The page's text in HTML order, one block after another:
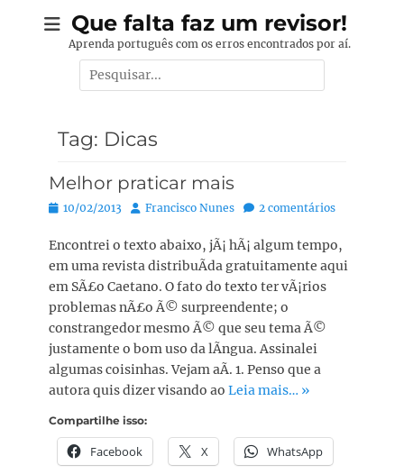
Que falta faz um revisor!
Aprenda português com os erros encontrados por aí.
Pesquisar
por:
Tag: Dicas
Melhor praticar mais
Posted
10/02/2013 Autor:
Francisco Nunes 2 comentários
Encontrei o texto abaixo, jÃ¡ hÃ¡ algum tempo,
em uma revista distribuÃ­da gratuitamente aqui
em SÃ£o Caetano. O fato do texto ter vÃ¡rios
problemas nÃ£o Ã© surpreendente; o
constrangedor mesmo Ã© que seu tema Ã©
justamente o bom uso da lÃ­ngua. Assinalei
algumas coisinhas. Vejam aÃ­. 1. Penso que a
autora quis dizer visando ao Leia mais… »
Compartilhe isso:
Facebook X WhatsApp